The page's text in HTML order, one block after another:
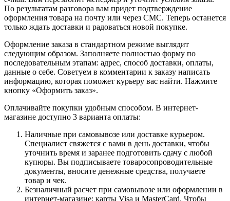
По результатам разговора вам придет подтверждение
оформления товара на почту или через СМС. Теперь останется
только ждать доставки и радоваться новой покупке.
Оформление заказа в стандартном режиме выглядит
следующим образом. Заполняете полностью форму по
последовательным этапам: адрес, способ доставки, оплаты,
данные о себе. Советуем в комментарии к заказу написать
информацию, которая поможет курьеру вас найти. Нажмите
кнопку «Оформить заказ».
Оплачивайте покупки удобным способом. В интернет-
магазине доступно 3 варианта оплаты:
Наличные при самовывозе или доставке курьером.
Специалист свяжется с вами в день доставки, чтобы
уточнить время и заранее подготовить сдачу с любой
купюры. Вы подписываете товаросопроводительные
документы, вносите денежные средства, получаете
товар и чек.
Безналичный расчет при самовывозе или оформлении в
интернет-магазине: карты Visa и MasterCard. Чтобы